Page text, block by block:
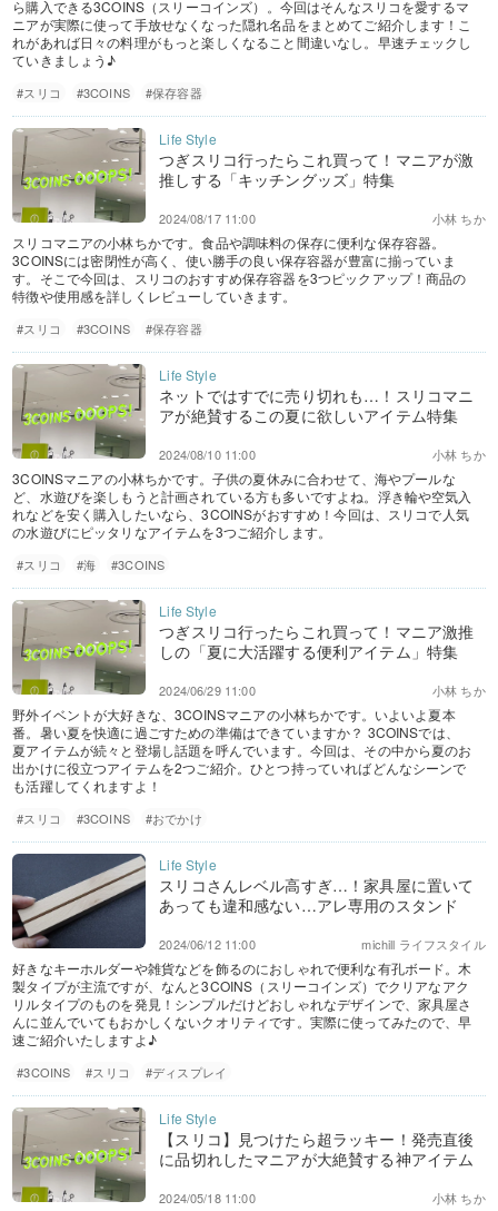
ら購入できる3COINS（スリーコインズ）。今回はそんなスリコを愛するマ
ニアが実際に使って手放せなくなった隠れ名品をまとめてご紹介します！こ
れがあれば日々の料理がもっと楽しくなること間違いなし。早速チェックし
ていきましょう♪
#スリコ #3COINS #保存容器
つぎスリコ行ったらこれ買って！マニアが激
推しする「キッチングッズ」特集
小林 ちか
2024/08/17 11:00
スリコマニアの小林ちかです。食品や調味料の保存に便利な保存容器。
3COINSには密閉性が高く、使い勝手の良い保存容器が豊富に揃っていま
す。そこで今回は、スリコのおすすめ保存容器を3つピックアップ！商品の
特徴や使用感を詳しくレビューしていきます。
#スリコ #3COINS #保存容器
ネットではすでに売り切れも…！スリコマニ
アが絶賛するこの夏に欲しいアイテム特集
小林 ちか
2024/08/10 11:00
3COINSマニアの小林ちかです。子供の夏休みに合わせて、海やプールな
ど、水遊びを楽しもうと計画されている方も多いですよね。浮き輪や空気入
れなどを安く購入したいなら、3COINSがおすすめ！今回は、スリコで人気
の水遊びにピッタリなアイテムを3つご紹介します。
#スリコ #海 #3COINS
つぎスリコ行ったらこれ買って！マニア激推
しの「夏に大活躍する便利アイテム」特集
小林 ちか
2024/06/29 11:00
野外イベントが大好きな、3COINSマニアの小林ちかです。いよいよ夏本
番。暑い夏を快適に過ごすための準備はできていますか？ 3COINSでは、
夏アイテムが続々と登場し話題を呼んでいます。今回は、その中から夏のお
出かけに役立つアイテムを2つご紹介。ひとつ持っていればどんなシーンで
も活躍してくれますよ！
#スリコ #3COINS #おでかけ
スリコさんレベル高すぎ…！家具屋に置いて
あっても違和感ない…アレ専用のスタンド
michill ライフスタイル
2024/06/12 11:00
好きなキーホルダーや雑貨などを飾るのにおしゃれで便利な有孔ボード。木
製タイプが主流ですが、なんと3COINS（スリーコインズ）でクリアなアク
リルタイプのものを発見！シンプルだけどおしゃれなデザインで、家具屋さ
んに並んでいてもおかしくないクオリティです。実際に使ってみたので、早
速ご紹介いたしますよ♪
#3COINS #スリコ #ディスプレイ
【スリコ】見つけたら超ラッキー！発売直後
に品切れしたマニアが大絶賛する神アイテム
小林 ちか
2024/05/18 11:00